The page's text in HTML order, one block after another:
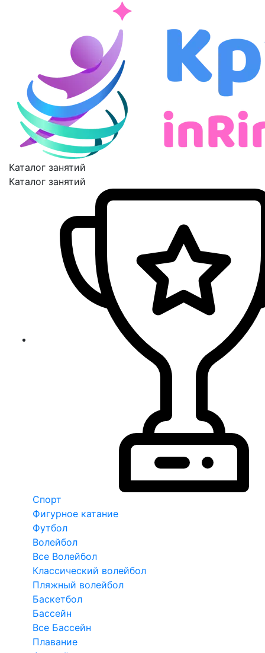
Каталог занятий
Каталог занятий
Спорт
Фигурное катание
Футбол
Волейбол
Все Волейбол
Классический волейбол
Пляжный волейбол
Баскетбол
Бассейн
Все Бассейн
Плавание